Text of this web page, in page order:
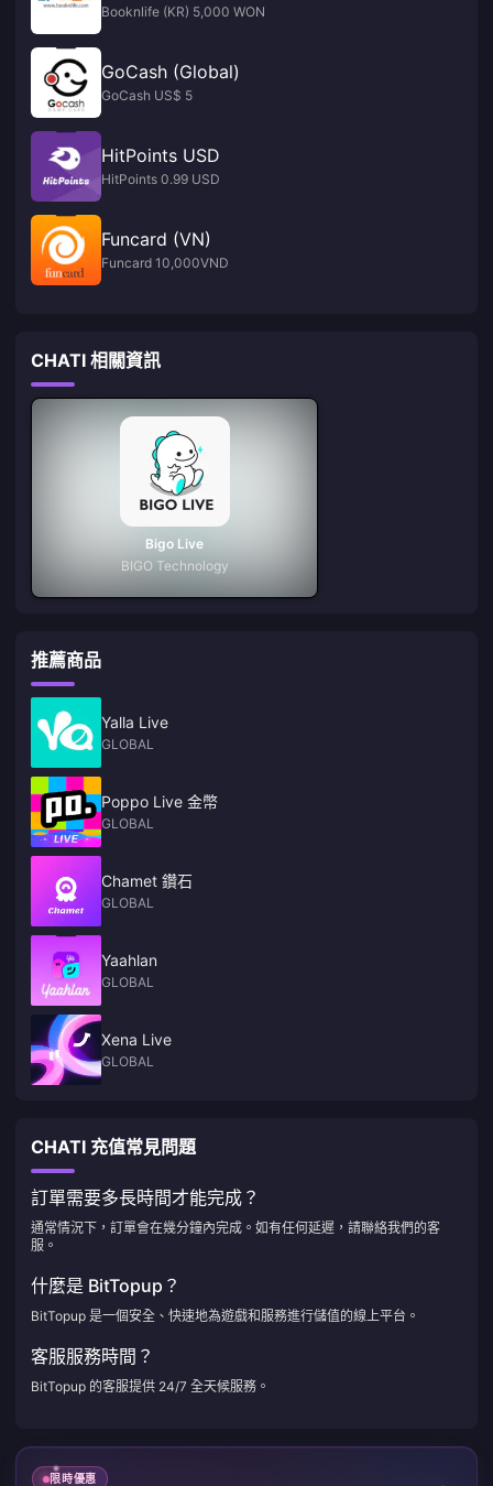
Booknlife (KR) 5,000 WON
GoCash (Global)
GoCash US$ 5
HitPoints USD
HitPoints 0.99 USD
Funcard (VN)
Funcard 10,000VND
CHATI 相關資訊
Bigo Live
BIGO Technology
推薦商品
Yalla Live
GLOBAL
Poppo Live 金幣
GLOBAL
Chamet 鑽石
GLOBAL
Yaahlan
GLOBAL
Xena Live
GLOBAL
CHATI 充值常見問題
訂單需要多長時間才能完成？
通常情況下，訂單會在幾分鐘內完成。如有任何延遲，請聯絡我們的客
服。
什麼是 BitTopup？
BitTopup 是一個安全、快速地為遊戲和服務進行儲值的線上平台。
客服服務時間？
BitTopup 的客服提供 24/7 全天候服務。
限時優惠